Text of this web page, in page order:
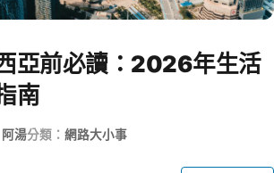
亞前必讀：2026年生活
南
阿湯分類： 網路大小事